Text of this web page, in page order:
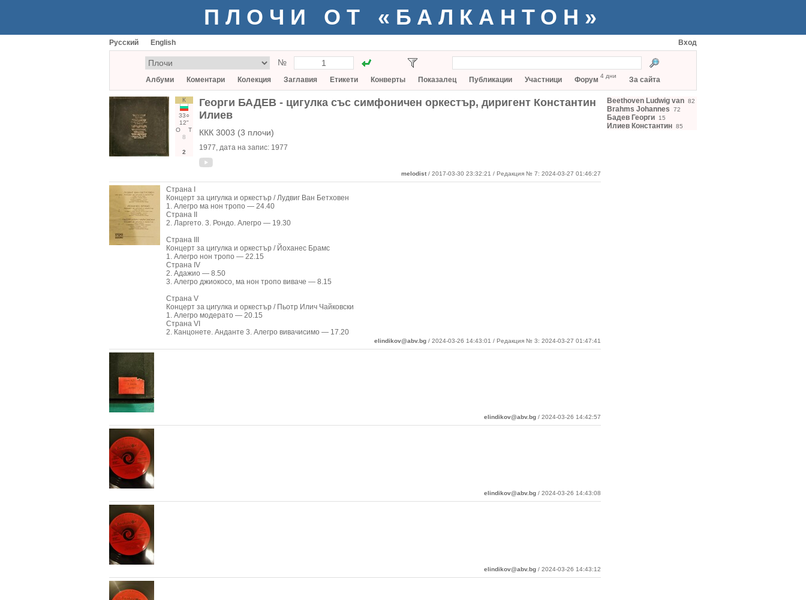
ПЛОЧИ ОТ «БАЛКАНТОН»
Русский English Вход
№
Албуми Коментари Колекция Заглавия Етикети Конверты Показалец Публикации Участници Форум 4 дни За сайта
К
33○
12"
О
Т
8
2
Георги БАДЕВ - цигулка със симфоничен оркестър, диригент Константин
Илиев
ККК 3003 (3 плочи)
1977, дата на запис: 1977
melodist / 2017-03-30 23:32:21 / Редакция № 7: 2024-03-27 01:46:27
Страна I
Концерт за цигулка и оркестър / Лудвиг Ван Бетховен
1. Алегро ма нон тропо — 24.40
Страна II
2. Ларгето. 3. Рондо. Алегро — 19.30
Страна III
Концерт за цигулка и оркестър / Йоханес Брамс
1. Алегро нон тропо — 22.15
Страна IV
2. Адажио — 8.50
3. Алегро джиокосо, ма нон тропо виваче — 8.15
Страна V
Концерт за цигулка и оркестър / Пьотр Илич Чайковски
1. Алегро модерато — 20.15
Страна VI
2. Канцонете. Анданте 3. Алегро вивачисимо — 17.20
elindikov@abv.bg / 2024-03-26 14:43:01 / Редакция № 3: 2024-03-27 01:47:41
elindikov@abv.bg / 2024-03-26 14:42:57
elindikov@abv.bg / 2024-03-26 14:43:08
elindikov@abv.bg / 2024-03-26 14:43:12
Beethoven Ludwig van 82
Brahms Johannes 72
Бадев Георги 15
Илиев Константин 85